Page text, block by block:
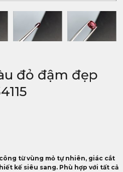
đỏ đậm đẹp
từ vùng mỏ tự nhiên, giác cắt
kế siêu sang. Phù hợp với tất cả